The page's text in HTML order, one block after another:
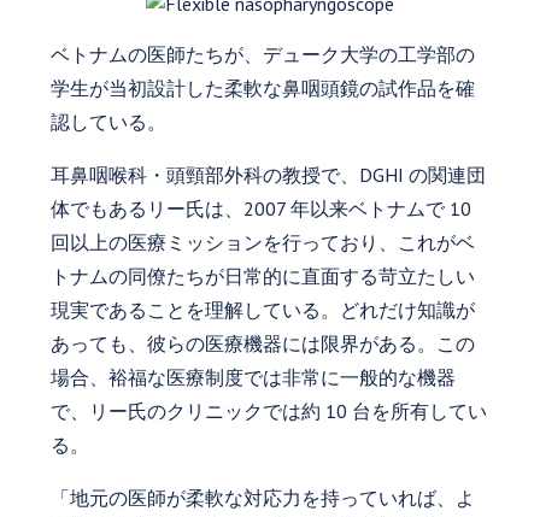
ベトナムの医師たちが、デューク大学の工学部の
学生が当初設計した柔軟な鼻咽頭鏡の試作品を確
認している。
耳鼻咽喉科・頭頸部外科の教授で、DGHI の関連団
体でもあるリー氏は、2007 年以来ベトナムで 10
回以上の医療ミッションを行っており、これがベ
トナムの同僚たちが日常的に直面する苛立たしい
現実であることを理解している。どれだけ知識が
あっても、彼らの医療機器には限界がある。この
場合、裕福な医療制度では非常に一般的な機器
で、リー氏のクリニックでは約 10 台を所有してい
る。
「地元の医師が柔軟な対応力を持っていれば、よ